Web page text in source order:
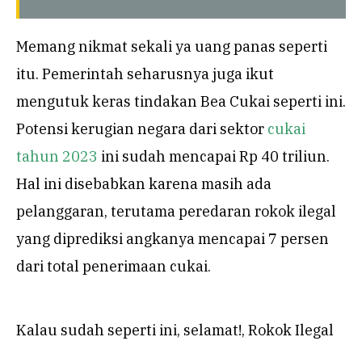
Memang nikmat sekali ya uang panas seperti
itu. Pemerintah seharusnya juga ikut
mengutuk keras tindakan Bea Cukai seperti ini.
Potensi kerugian negara dari sektor cukai
tahun 2023 ini sudah mencapai Rp 40 triliun.
Hal ini disebabkan karena masih ada
pelanggaran, terutama peredaran rokok ilegal
yang diprediksi angkanya mencapai 7 persen
dari total penerimaan cukai.
Kalau sudah seperti ini, selamat!, Rokok Ilegal